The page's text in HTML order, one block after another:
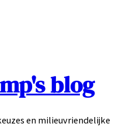
blog
en milieuvriendelijke